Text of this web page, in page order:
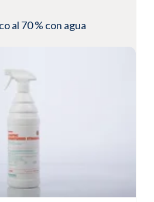
al 70 % con agua
equipado con un sistema
en botella»
dobles para facilitar su
entorno de sala blanca